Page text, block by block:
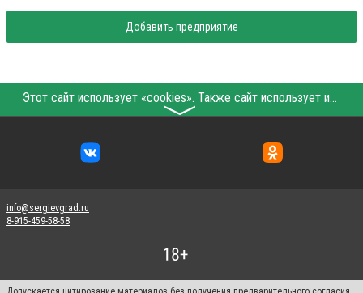
Добавить предприятие
Этот сайт использует «cookies». Также сайт использует интернет-сервис для сбора технических данных касательно посетителей с целью получения маркетинговой и статистической информации. Условия обработки данных посетителей сайта см.
〉
info@sergievgrad.ru
8-915-459-58-58